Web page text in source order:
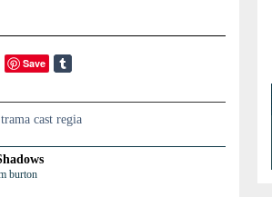
Save
trama cast regia
burton